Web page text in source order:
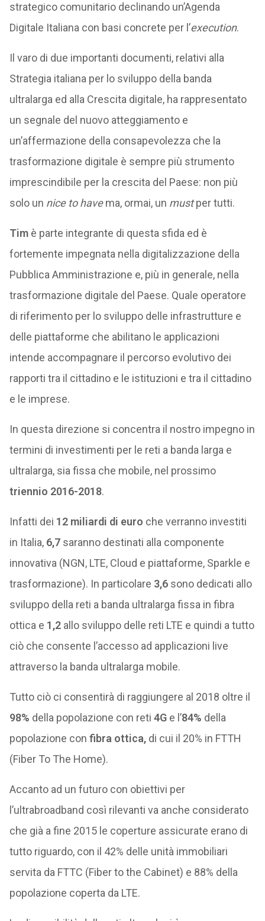
strategico comunitario declinando un’Agenda
Digitale Italiana con basi concrete per l’execution.
Il varo di due importanti documenti, relativi alla
Strategia italiana per lo sviluppo della banda
ultralarga ed alla Crescita digitale, ha rappresentato
un segnale del nuovo atteggiamento e
un’affermazione della consapevolezza che la
trasformazione digitale è sempre più strumento
imprescindibile per la crescita del Paese: non più
solo un nice to havema, ormai, un mustper tutti.
Timè parte integrante di questa sfida ed è
fortemente impegnata nella digitalizzazione della
Pubblica Amministrazione e, più in generale, nella
trasformazione digitale del Paese. Quale operatore
di riferimento per lo sviluppo delle infrastrutture e
delle piattaforme che abilitano le applicazioni
intende accompagnare il percorso evolutivo dei
rapporti tra il cittadino e le istituzioni e tra il cittadino
e le imprese.
In questa direzione si concentra il nostro impegno in
termini di investimenti per le reti a banda larga e
ultralarga, sia fissa che mobile, nel prossimo
triennio 2016-2018.
Infatti dei 12 miliardi di euro che verranno investiti
in Italia, 6,7 saranno destinati alla componente
innovativa (NGN, LTE, Cloud e piattaforme, Sparkle e
trasformazione). In particolare 3,6 sono dedicati allo
sviluppo della reti a banda ultralarga fissa in fibra
ottica e 1,2allo sviluppo delle reti LTE e quindi a tutto
ciò che consente l’accesso ad applicazioni live
attraverso la banda ultralarga mobile.
Tutto ciò ci consentirà di raggiungere al 2018 oltre il
98% della popolazione con reti 4Ge l’84% della
popolazione con fibra ottica, di cui il 20% in FTTH
(Fiber To The Home).
Accanto ad un futuro con obiettivi per
l’ultrabroadband così rilevanti va anche considerato
che già a fine 2015 le coperture assicurate erano di
tutto riguardo, con il 42% delle unità immobiliari
servita da FTTC (Fiber to the Cabinet) e 88% della
popolazione coperta da LTE.